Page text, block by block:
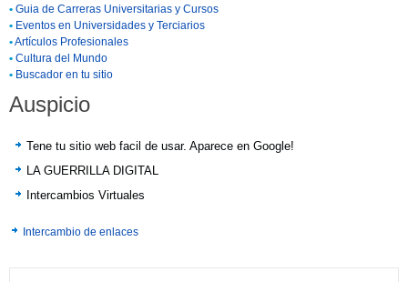
• Guia de Carreras Universitarias y Cursos
• Eventos en Universidades y Terciarios
•Artículos Profesionales
• Cultura del Mundo
• Buscador en tu sitio
Auspicio
Tene tu sitio web facil de usar. Aparece en Google!
LA GUERRILLA DIGITAL
Intercambios Virtuales
Intercambio de enlaces